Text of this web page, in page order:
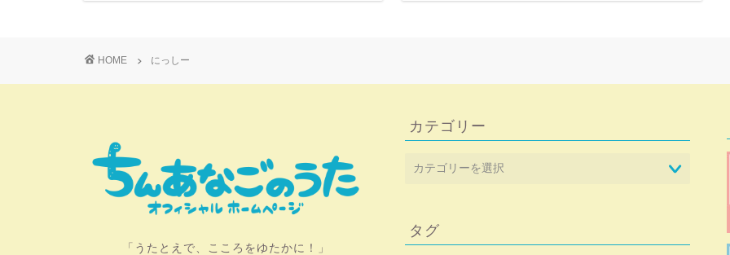
HOME にっしー
「うたとえで、こころをゆたかに！」
カテゴリー
タグ